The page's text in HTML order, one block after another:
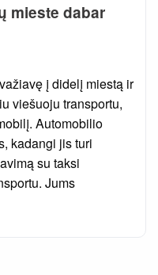
mieste dabar
į didelį miestą ir
viešuoju transportu,
Automobilio
kadangi jis turi
su taksi
Jums